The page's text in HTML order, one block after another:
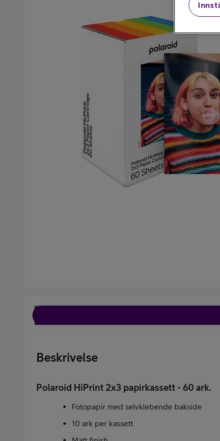
Kjøp mobiltelefon
Kjøp smartklokke
Beskrivelse
Polaroid HiPrint 2x3 papirkassett - 60 ark.
Fotopapir med selvklebende bakside
10 ark per kassett